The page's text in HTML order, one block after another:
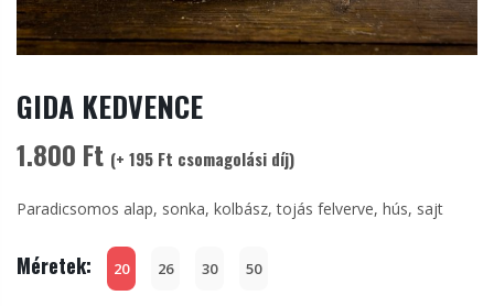
GIDA KEDVENCE
1.800 Ft (+ 195 Ft csomagolási díj)
Paradicsomos alap, sonka, kolbász, tojás felverve, hús, sajt
Méretek: 20 26 30 50